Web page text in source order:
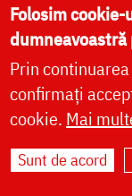
DONEAZĂ
LIVE
Site
Folosim
dumneavoastră
Prin
confirmați
cookie. Mai
Sunt de acord